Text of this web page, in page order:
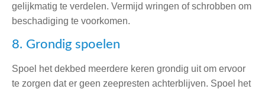
gelijkmatig te verdelen. Vermijd wringen of schrobben om
beschadiging te voorkomen.
8. Grondig spoelen
Spoel het dekbed meerdere keren grondig uit om ervoor
te zorgen dat er geen zeepresten achterblijven. Spoel het